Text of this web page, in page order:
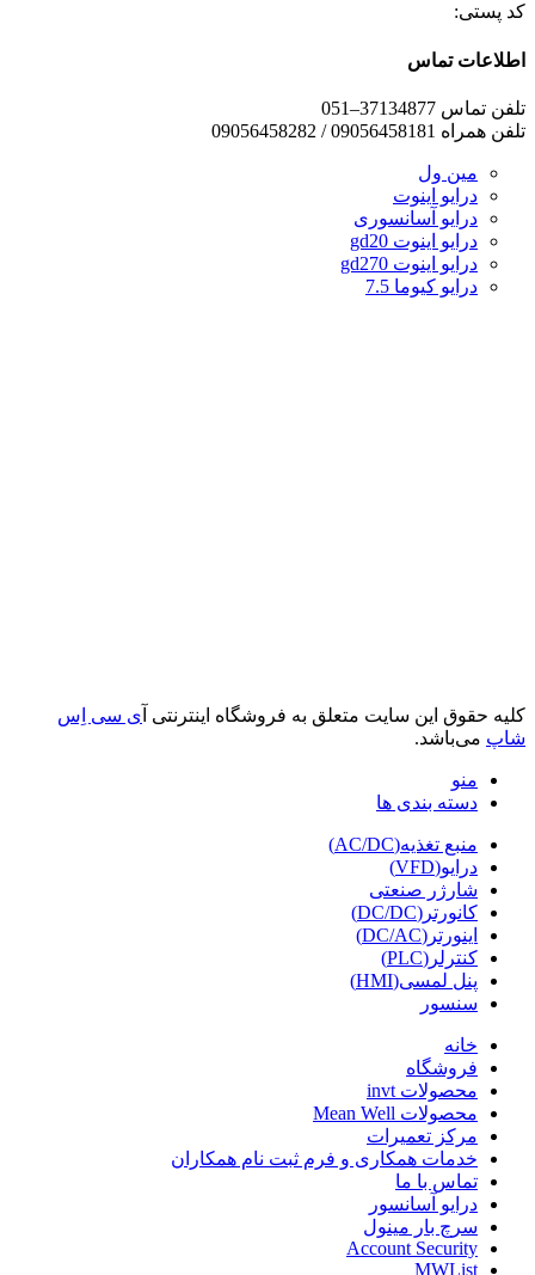
کد پستی:
اطلاعات تماس
تلفن تماس 37134877–051
تلفن همراه 09056458181 / 09056458282
مین ول
درایو اینوت
درایو آسانسوری
درایو اینوت gd20
درایو اینوت gd270
درایو کیوما 7.5
کلیه حقوق این سایت متعلق به فروشگاه اینترنتی آ ی سی اِس
شاپ می‌باشد.
منو
دسته بندی ها
منبع تغذیه(AC/DC)
درایو(VFD)
شارژر صنعتی
کانورتر(DC/DC)
اینورتر(DC/AC)
کنترلر(PLC)
پنل لمسی(HMI)
سنسور
خانه
فروشگاه
محصولات invt
محصولات Mean Well
مرکز تعمیرات
خدمات همکاری و فرم ثبت نام همکاران
تماس با ما
درایو آسانسور
سرچ بار مینول
Account Security
MWList